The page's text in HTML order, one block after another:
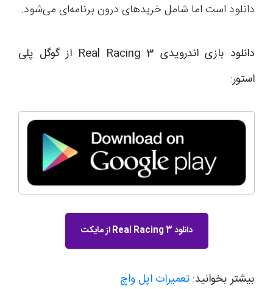
دانلود است اما شامل خریدهای درون برنامه‌ای می‌شود.
دانلود بازی اندرویدی Real Racing 3 از گوگل پلی
استور:
دانلود Real Racing 3 از مایکت
بیشتر بخوانید: تعمیرات اپل واچ